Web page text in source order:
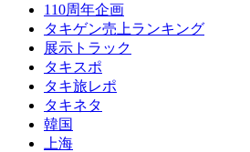
110周年企画
タキゲン売上ランキング
展示トラック
タキスポ
タキ旅レポ
タキネタ
韓国
上海